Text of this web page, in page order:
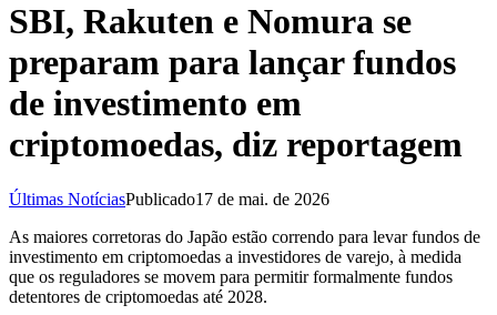
SBI, Rakuten e Nomura se
preparam para lançar fundos
de investimento em
criptomoedas, diz reportagem
Últimas NotíciasPublicado17 de mai. de 2026
As maiores corretoras do Japão estão correndo para levar fundos de
investimento em criptomoedas a investidores de varejo, à medida
que os reguladores se movem para permitir formalmente fundos
detentores de criptomoedas até 2028.